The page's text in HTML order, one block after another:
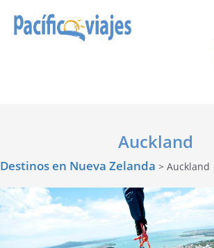
Auckland
Destinos en Nueva Zelanda > Auckland